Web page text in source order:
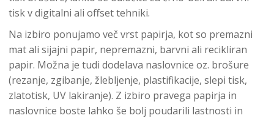
tisk v digitalni ali offset tehniki.
Na izbiro ponujamo več vrst papirja, kot so premazni
mat ali sijajni papir, nepremazni, barvni ali recikliran
papir. Možna je tudi dodelava naslovnice oz. brošure
(rezanje, zgibanje, žlebljenje, plastifikacije, slepi tisk,
zlatotisk, UV lakiranje). Z izbiro pravega papirja in
naslovnice boste lahko še bolj poudarili lastnosti in